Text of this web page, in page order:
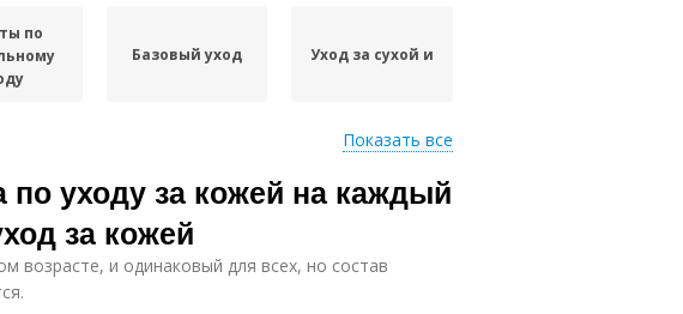
по
Базовый уход Уход за сухой и
Показать все
по уходу за кожей на каждый
за кожей
возрасте, и одинаковый для всех, но состав